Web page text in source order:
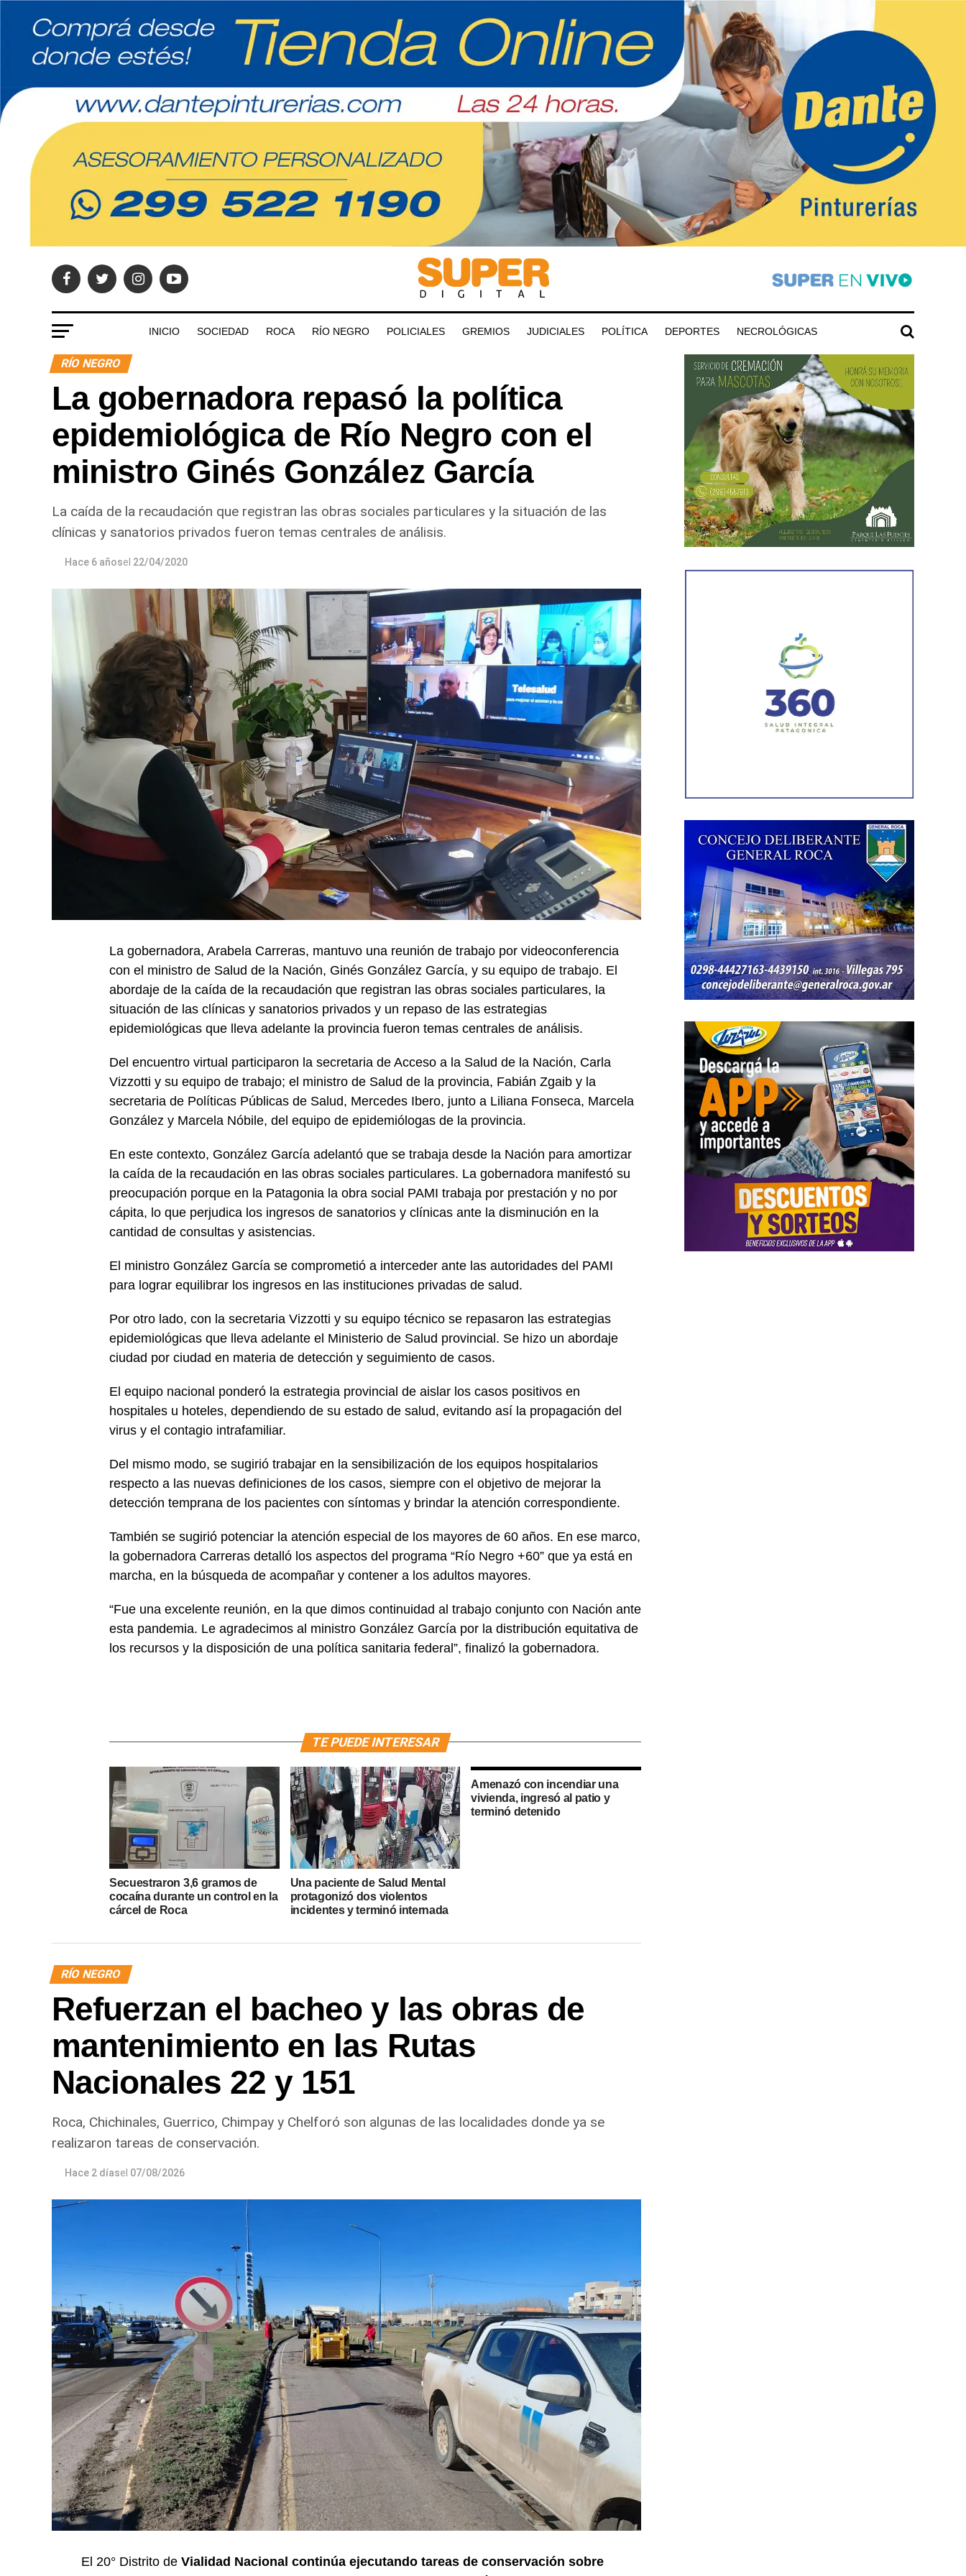
INICIO SOCIEDAD ROCA RÍO NEGRO POLICIALES GREMIOS JUDICIALES POLÍTICA DEPORTES NECROLÓGICAS
RÍO NEGRO
La gobernadora repasó la política
epidemiológica de Río Negro con el
ministro Ginés González García
La caída de la recaudación que registran las obras sociales particulares y la situación de las
clínicas y sanatorios privados fueron temas centrales de análisis.
Hace 6 añosel 22/04/2020
La gobernadora, Arabela Carreras, mantuvo una reunión de trabajo por videoconferencia
con el ministro de Salud de la Nación, Ginés González García, y su equipo de trabajo. El
abordaje de la caída de la recaudación que registran las obras sociales particulares, la
situación de las clínicas y sanatorios privados y un repaso de las estrategias
epidemiológicas que lleva adelante la provincia fueron temas centrales de análisis.
Del encuentro virtual participaron la secretaria de Acceso a la Salud de la Nación, Carla
Vizzotti y su equipo de trabajo; el ministro de Salud de la provincia, Fabián Zgaib y la
secretaria de Políticas Públicas de Salud, Mercedes Ibero, junto a Liliana Fonseca, Marcela
González y Marcela Nóbile, del equipo de epidemiólogas de la provincia.
En este contexto, González García adelantó que se trabaja desde la Nación para amortizar
la caída de la recaudación en las obras sociales particulares. La gobernadora manifestó su
preocupación porque en la Patagonia la obra social PAMI trabaja por prestación y no por
cápita, lo que perjudica los ingresos de sanatorios y clínicas ante la disminución en la
cantidad de consultas y asistencias.
El ministro González García se comprometió a interceder ante las autoridades del PAMI
para lograr equilibrar los ingresos en las instituciones privadas de salud.
Por otro lado, con la secretaria Vizzotti y su equipo técnico se repasaron las estrategias
epidemiológicas que lleva adelante el Ministerio de Salud provincial. Se hizo un abordaje
ciudad por ciudad en materia de detección y seguimiento de casos.
El equipo nacional ponderó la estrategia provincial de aislar los casos positivos en
hospitales u hoteles, dependiendo de su estado de salud, evitando así la propagación del
virus y el contagio intrafamiliar.
Del mismo modo, se sugirió trabajar en la sensibilización de los equipos hospitalarios
respecto a las nuevas definiciones de los casos, siempre con el objetivo de mejorar la
detección temprana de los pacientes con síntomas y brindar la atención correspondiente.
También se sugirió potenciar la atención especial de los mayores de 60 años. En ese marco,
la gobernadora Carreras detalló los aspectos del programa “Río Negro +60” que ya está en
marcha, en la búsqueda de acompañar y contener a los adultos mayores.
“Fue una excelente reunión, en la que dimos continuidad al trabajo conjunto con Nación ante
esta pandemia. Le agradecimos al ministro González García por la distribución equitativa de
los recursos y la disposición de una política sanitaria federal”, finalizó la gobernadora.
TE PUEDE INTERESAR
Secuestraron 3,6 gramos de
cocaína durante un control en la
cárcel de Roca
Una paciente de Salud Mental
protagonizó dos violentos
incidentes y terminó internada
Amenazó con incendiar una
vivienda, ingresó al patio y
terminó detenido
RÍO NEGRO
Refuerzan el bacheo y las obras de
mantenimiento en las Rutas
Nacionales 22 y 151
Roca, Chichinales, Guerrico, Chimpay y Chelforó son algunas de las localidades donde ya se
realizaron tareas de conservación.
Hace 2 díasel 07/08/2026
El 20° Distrito de Vialidad Nacional continúa ejecutando tareas de conservación sobre